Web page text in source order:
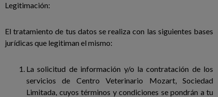
Legitimación:
El tratamiento de tus datos se realiza con las siguientes bases
jurídicas que legitiman el mismo:
La solicitud de información y/o la contratación de los
servicios de Centro Veterinario Mozart, Sociedad
Limitada, cuyos términos y condiciones se pondrán a tu